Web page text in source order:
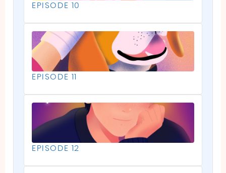
EPISODE 10
EPISODE 11
EPISODE 12